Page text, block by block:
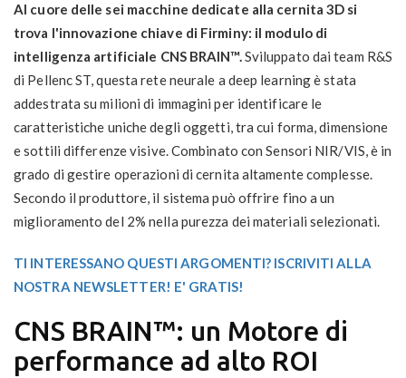
Al cuore delle sei macchine dedicate alla cernita 3D si
trova l'innovazione chiave di Firminy: il modulo di
intelligenza artificiale CNS BRAIN™.Sviluppato dai team R&S
di Pellenc ST, questa rete neurale a deep learning è stata
addestrata su milioni di immagini per identificare le
caratteristiche uniche degli oggetti, tra cui forma, dimensione
e sottili differenze visive. Combinato con Sensori NIR/VIS, è in
grado di gestire operazioni di cernita altamente complesse.
Secondo il produttore, il sistema può offrire fino a un
miglioramento del 2% nella purezza dei materiali selezionati.
TI INTERESSANO QUESTI ARGOMENTI? ISCRIVITI ALLA
NOSTRA NEWSLETTER! E' GRATIS!
CNS BRAIN™: un Motore di
performance ad alto ROI